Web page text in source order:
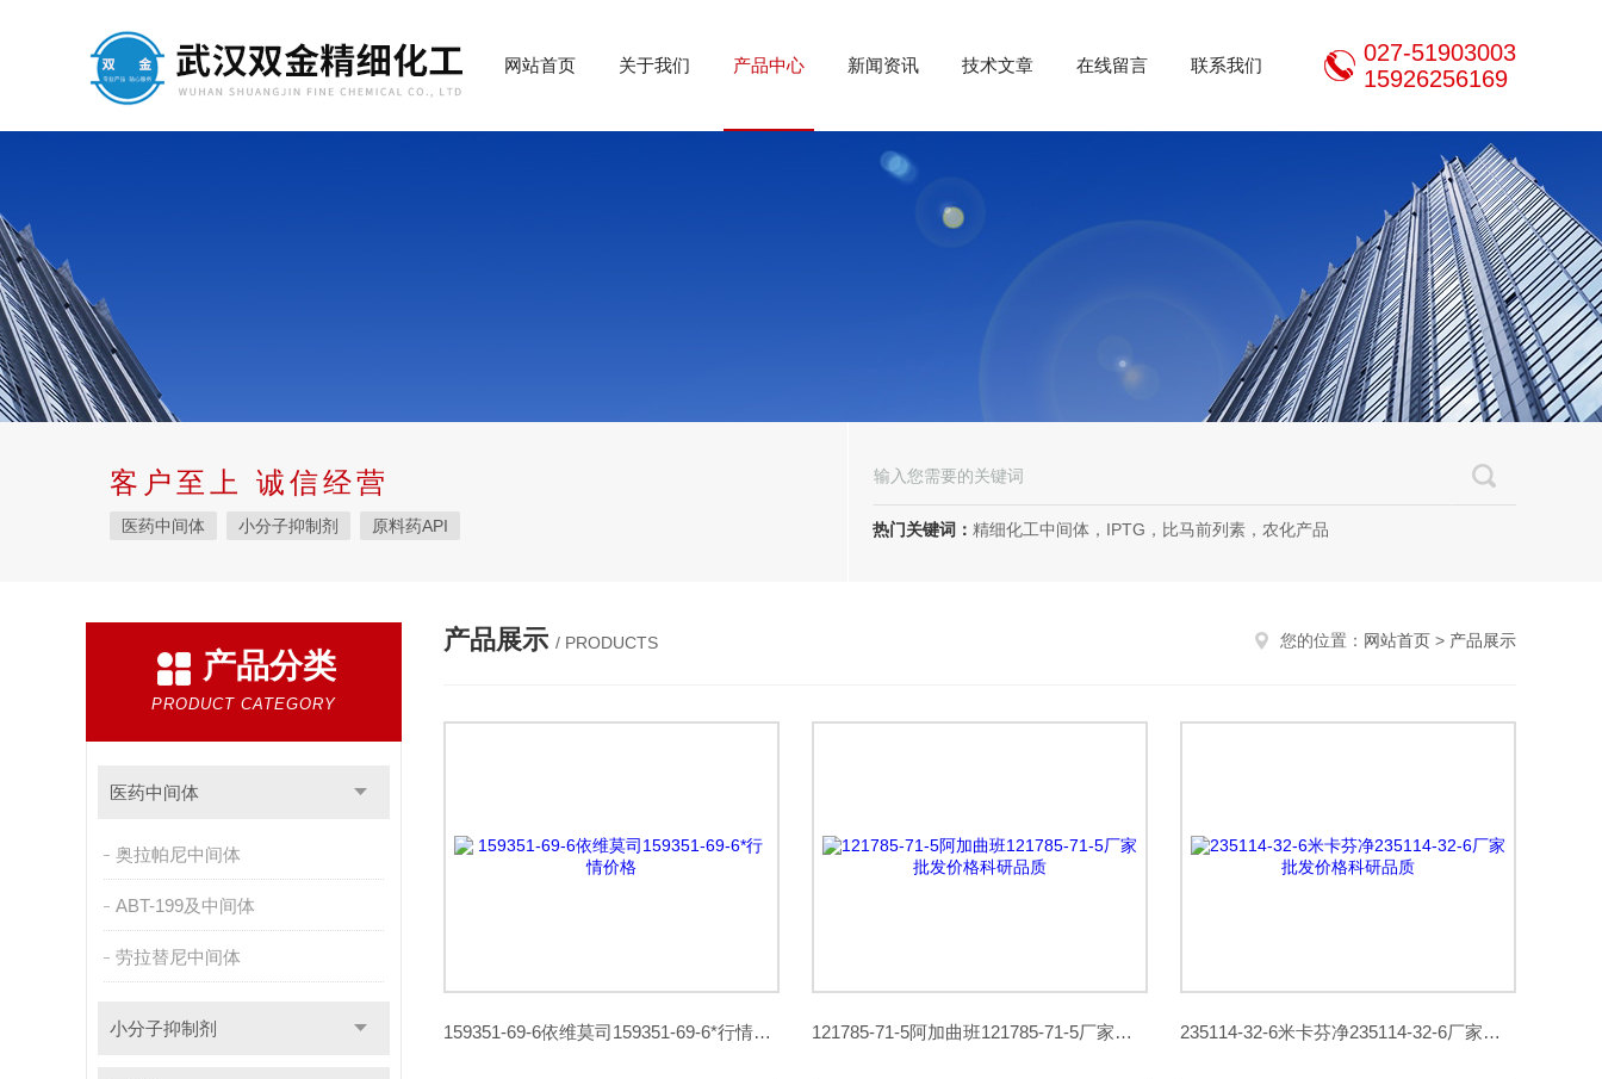
网站首页 关于我们 产品中心 新闻资讯 技术文章 在线留言 联系我们
027-51903003
15926256169
客户至上 诚信经营
医药中间体 小分子抑制剂 原料药API 热门关键词： 精细化工中间体，IPTG，比马前列素，农化产品
产品分类
PRODUCT CATEGORY
医药中间体
奥拉帕尼中间体
ABT-199及中间体
劳拉替尼中间体
小分子抑制剂
产品展示 / PRODUCTS 您的位置： 网站首页 > 产品展示
159351-69-6依维莫司159351-69-6*行情价格 121785-71-5阿加曲班121785-71-5厂家批发价格科研品质 235114-32-6米卡芬净235114-32-6厂家批发价格科研品质